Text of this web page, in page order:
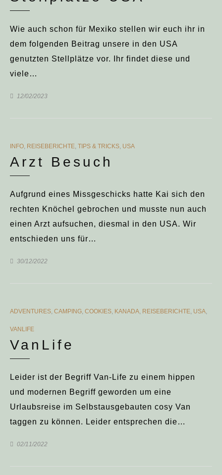
Wie auch schon für Mexiko stellen wir euch ihr in
dem folgenden Beitrag unsere in den USA
genutzten Stellplätze vor. Ihr findet diese und
viele…
12/02/2023
CATEGORIES
INFO, REISEBERICHTE, TIPS & TRICKS, USA
Arzt Besuch
Aufgrund eines Missgeschicks hatte Kai sich den
rechten Knöchel gebrochen und musste nun auch
einen Arzt aufsuchen, diesmal in den USA. Wir
entschieden uns für…
30/12/2022
CATEGORIES
ADVENTURES, CAMPING, COOKIES, KANADA, REISEBERICHTE, USA,
VANLIFE
VanLife
Leider ist der Begriff Van-Life zu einem hippen
und modernen Begriff geworden um eine
Urlaubsreise im Selbstausgebauten cosy Van
taggen zu können. Leider entsprechen die…
02/11/2022